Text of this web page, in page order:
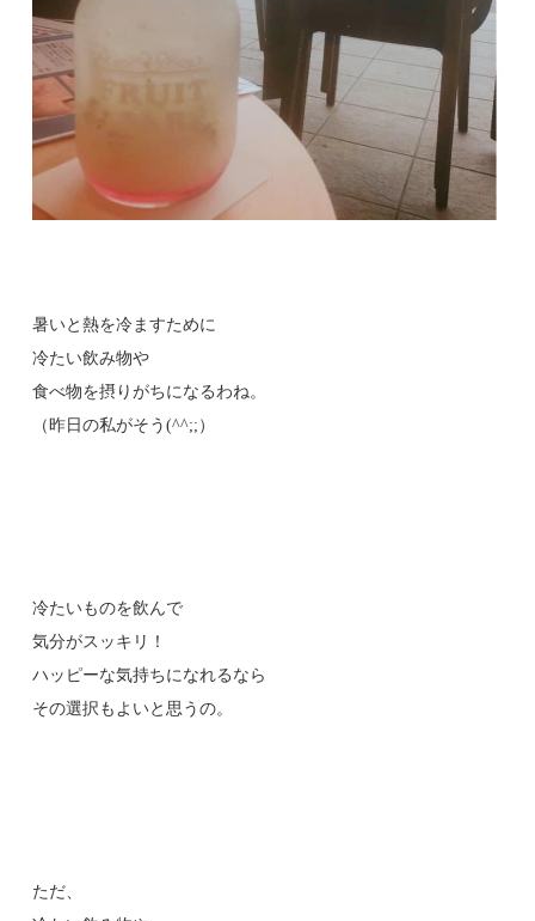
暑いと熱を冷ますために
冷たい飲み物や
食べ物を摂りがちになるわね。
（昨日の私がそう(^^;;）
冷たいものを飲んで
気分がスッキリ！
ハッピーな気持ちになれるなら
その選択もよいと思うの。
ただ、